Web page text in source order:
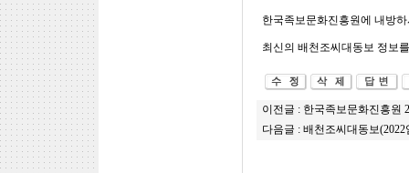
한국족보문화진흥원에 내방
최신의 배천조씨대동보 정보
이전글 : 한국족보문화진흥원
다음글 : 배천조씨대동보